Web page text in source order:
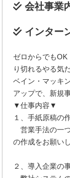
会社事業
インター
ゼロからでも
り切れるやる気
ベイン・マッキ
アップで、新規
▼仕事内容▼
１、手紙原稿の
営業手法の一
の作成をお願い
２、導入企業の